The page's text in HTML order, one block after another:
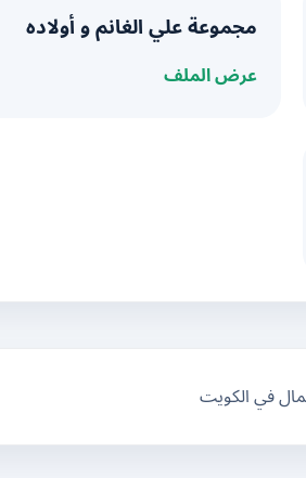
مجموعة علي الغانم و أولاده
عرض الملف
في الكويت